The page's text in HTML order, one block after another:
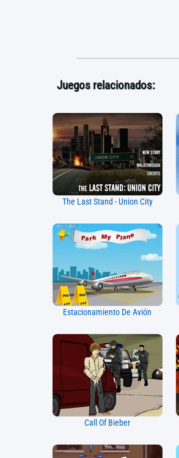
Juegos relacionados:
The Last Stand - Union City
Estacionamiento De Avión
Call Of Bieber